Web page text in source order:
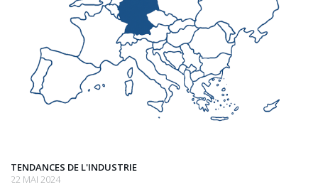
TENDANCES DE L'INDUSTRIE
22 MAI 2024